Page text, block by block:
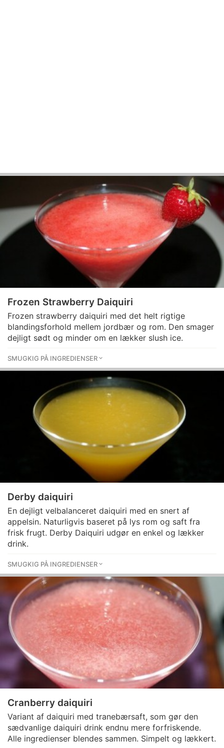
Frozen Strawberry Daiquiri
Frozen strawberry daiquiri med det helt rigtige
blandingsforhold mellem jordbær og rom. Den smager
dejligt sødt og minder om en lækker slush ice.
SMUGKIG PÅ INGREDIENSER
Derby daiquiri
En dejligt velbalanceret daiquiri med en snert af
appelsin. Naturligvis baseret på lys rom og saft fra
frisk frugt. Derby Daiquiri udgør en enkel og lækker
drink.
SMUGKIG PÅ INGREDIENSER
Cranberry daiquiri
Variant af daiquiri med tranebærsaft, som gør den
sædvanlige daiquiri drink endnu mere forfriskende.
Alle ingredienser blendes sammen. Simpelt og lækkert.